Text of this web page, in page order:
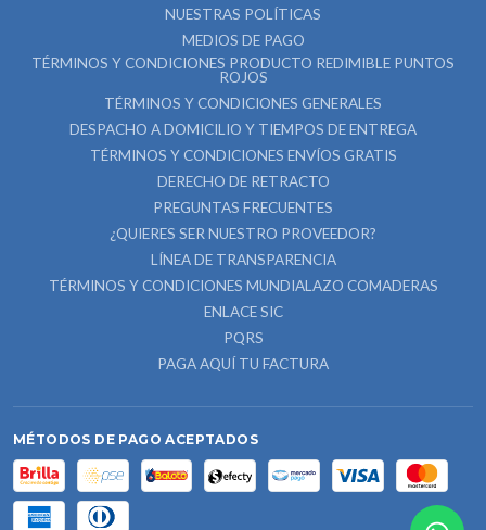
NUESTRAS POLÍTICAS
MEDIOS DE PAGO
TÉRMINOS Y CONDICIONES PRODUCTO REDIMIBLE PUNTOS
ROJOS
TÉRMINOS Y CONDICIONES GENERALES
DESPACHO A DOMICILIO Y TIEMPOS DE ENTREGA
TÉRMINOS Y CONDICIONES ENVÍOS GRATIS
DERECHO DE RETRACTO
PREGUNTAS FRECUENTES
¿QUIERES SER NUESTRO PROVEEDOR?
LÍNEA DE TRANSPARENCIA
TÉRMINOS Y CONDICIONES MUNDIALAZO COMADERAS
ENLACE SIC
PQRS
PAGA AQUÍ TU FACTURA
MÉTODOS DE PAGO ACEPTADOS